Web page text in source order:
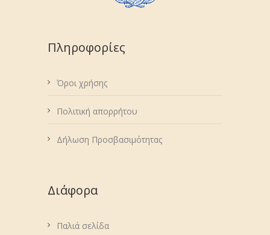
Πληροφορίες
Όροι χρήσης
Πολιτική απορρήτου
Δήλωση Προσβασιμότητας
Διάφορα
Παλιά σελίδα